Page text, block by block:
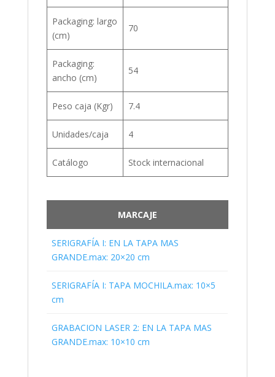
Packaging: largo
(cm)
70
Packaging:
ancho (cm)
54
Peso caja (Kgr) 7.4
Unidades/caja 4
Catálogo Stock internacional
MARCAJE
SERIGRAFÍA I: EN LA TAPA MAS
GRANDE.max: 20×20 cm
SERIGRAFÍA I: TAPA MOCHILA.max: 10×5
cm
GRABACION LASER 2: EN LA TAPA MAS
GRANDE.max: 10×10 cm